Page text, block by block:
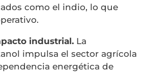
como el indio, lo que
industrial. La
impulsa el sector agrícola
energética de